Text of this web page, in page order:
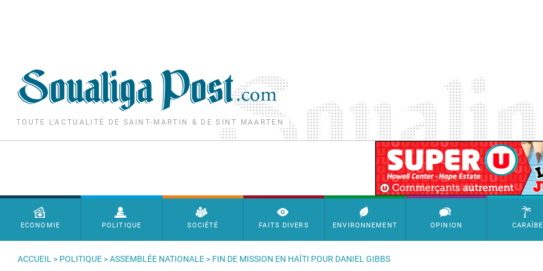
TOUTE L'ACTUALITÉ DE SAINT-MARTIN & DE SINT MAARTEN
SimpleAds Block Bannière
Menu principal
ECONOMIE POLITIQUE SOCIÉTÉ FAITS DIVERS ENVIRONNEMENT OPINION CARAÏBE
ACCUEIL > POLITIQUE >ASSEMBLÉE NATIONALE > FIN DE MISSION EN HAÏTI POUR DANIEL GIBBS